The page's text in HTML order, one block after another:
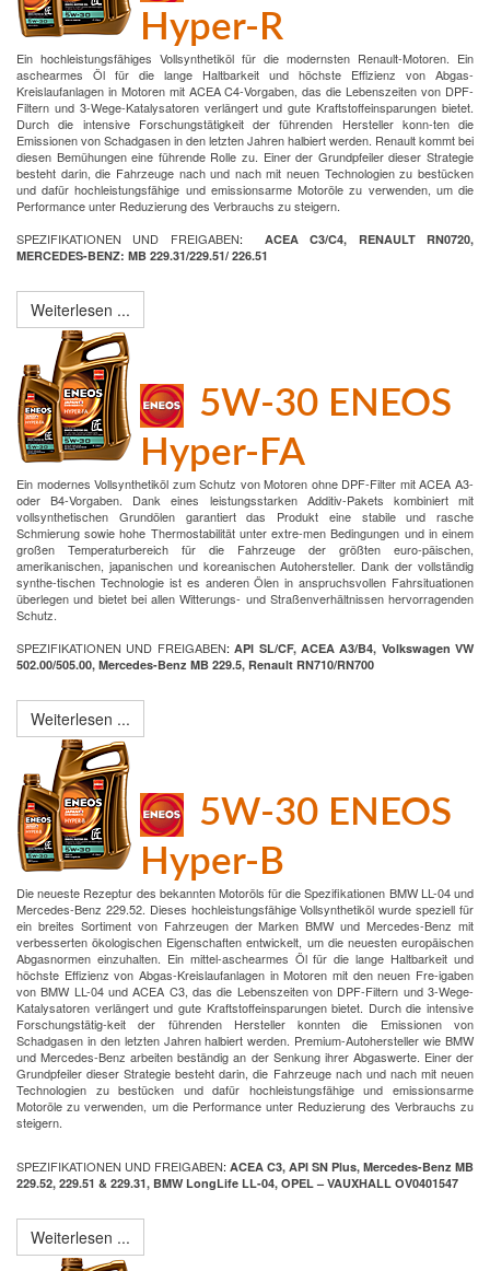
Hyper-R
Ein hochleistungsfähiges Vollsynthetiköl für die modernsten Renault-Motoren. Ein
aschearmes Öl für die lange Haltbarkeit und höchste Effizienz von Abgas-
Kreislaufanlagen in Motoren mit ACEA C4-Vorgaben, das die Lebenszeiten von DPF-
Filtern und 3-Wege-Katalysatoren verlängert und gute Kraftstoffeinsparungen bietet.
Durch die intensive Forschungstätigkeit der führenden Hersteller konn-ten die
Emissionen von Schadgasen in den letzten Jahren halbiert werden. Renault kommt bei
diesen Bemühungen eine führende Rolle zu. Einer der Grundpfeiler dieser Strategie
besteht darin, die Fahrzeuge nach und nach mit neuen Technologien zu bestücken
und dafür hochleistungsfähige und emissionsarme Motoröle zu verwenden, um die
Performance unter Reduzierung des Verbrauchs zu steigern.
SPEZIFIKATIONEN UND FREIGABEN:
ACEA C3/C4, RENAULT RN0720,
MERCEDES-BENZ: MB 229.31/229.51/ 226.51
Weiterlesen ...
5W-30 ENEOS
Hyper-FA
Ein modernes Vollsynthetiköl zum Schutz von Motoren ohne DPF-Filter mit ACEA A3-
oder B4-Vorgaben. Dank eines leistungsstarken Additiv-Pakets kombiniert mit
vollsynthetischen Grundölen garantiert das Produkt eine stabile und rasche
Schmierung sowie hohe Thermostabilität unter extre-men Bedingungen und in einem
großen Temperaturbereich für die Fahrzeuge der größten euro-päischen,
amerikanischen, japanischen und koreanischen Autohersteller. Dank der vollständig
synthe-tischen Technologie ist es anderen Ölen in anspruchsvollen Fahrsituationen
überlegen und bietet bei allen Witterungs- und Straßenverhältnissen hervorragenden
Schutz.
SPEZIFIKATIONEN UND FREIGABEN:API SL/CF, ACEA A3/B4, Volkswagen VW
502.00/505.00, Mercedes-Benz MB 229.5, Renault RN710/RN700
Weiterlesen ...
5W-30 ENEOS
Hyper-B
Die neueste Rezeptur des bekannten Motoröls für die Spezifikationen BMW LL-04 und
Mercedes-Benz 229.52. Dieses hochleistungsfähige Vollsynthetiköl wurde speziell für
ein breites Sortiment von Fahrzeugen der Marken BMW und Mercedes-Benz mit
verbesserten ökologischen Eigenschaften entwickelt, um die neuesten europäischen
Abgasnormen einzuhalten. Ein mittel-aschearmes Öl für die lange Haltbarkeit und
höchste Effizienz von Abgas-Kreislaufanlagen in Motoren mit den neuen Fre-igaben
von BMW LL-04 und ACEA C3, das die Lebenszeiten von DPF-Filtern und 3-Wege-
Katalysatoren verlängert und gute Kraftstoffeinsparungen bietet. Durch die intensive
Forschungstätig-keit der führenden Hersteller konnten die Emissionen von
Schadgasen in den letzten Jahren halbiert werden. Premium-Autohersteller wie BMW
und Mercedes-Benz arbeiten beständig an der Senkung ihrer Abgaswerte. Einer der
Grundpfeiler dieser Strategie besteht darin, die Fahrzeuge nach und nach mit neuen
Technologien zu bestücken und dafür hochleistungsfähige und emissionsarme
Motoröle zu verwenden, um die Performance unter Reduzierung des Verbrauchs zu
steigern.
SPEZIFIKATIONEN UND FREIGABEN: ACEA C3, API SN Plus, Mercedes-Benz MB
229.52, 229.51 & 229.31, BMW LongLife LL-04, OPEL – VAUXHALL OV0401547
Weiterlesen ...